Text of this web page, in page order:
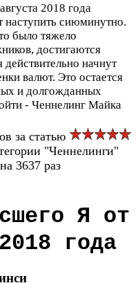
2018 года
сиюминутно.
было тяжело
достигаются
начнут
валют. Это остается
и долгожданных
- Ченнелинг Майка
за статью
"Ченнелинги"
3637 раз
Я от
года